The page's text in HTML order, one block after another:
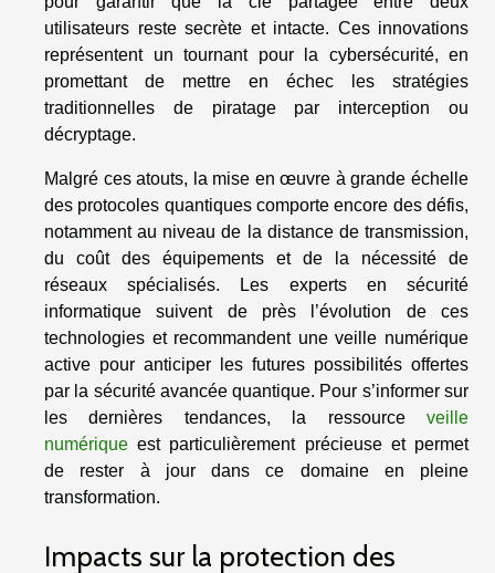
utilisateurs reste secrète et intacte. Ces innovations
représentent un tournant pour la cybersécurité, en
promettant de mettre en échec les stratégies
traditionnelles de piratage par interception ou
décryptage.
Malgré ces atouts, la mise en œuvre à grande échelle
des protocoles quantiques comporte encore des défis,
notamment au niveau de la distance de transmission,
du coût des équipements et de la nécessité de
réseaux spécialisés. Les experts en sécurité
informatique suivent de près l’évolution de ces
technologies et recommandent une veille numérique
active pour anticiper les futures possibilités offertes
par la sécurité avancée quantique. Pour s’informer sur
les dernières tendances, la ressource veille
numérique est particulièrement précieuse et permet
de rester à jour dans ce domaine en pleine
transformation.
Impacts sur la protection des